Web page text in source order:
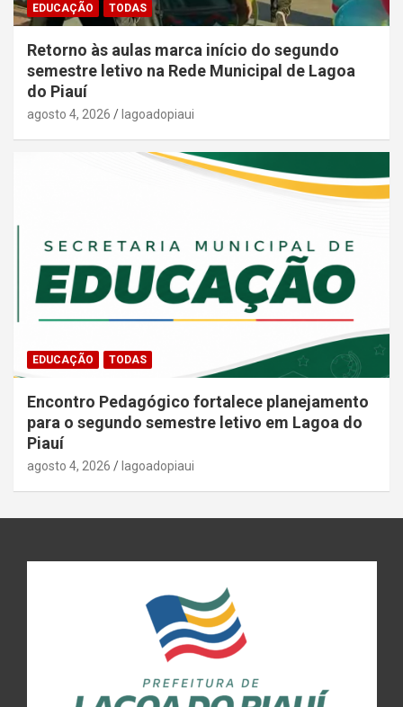
EDUCAÇÃO TODAS
Retorno às aulas marca início do segundo
semestre letivo na Rede Municipal de Lagoa
do Piauí
agosto 4, 2026 lagoadopiaui
EDUCAÇÃO TODAS
Encontro Pedagógico fortalece planejamento
para o segundo semestre letivo em Lagoa do
Piauí
agosto 4, 2026 lagoadopiaui